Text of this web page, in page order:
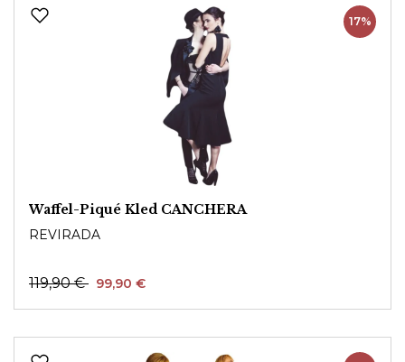
17%
Waffel-Piqué Kled CANCHERA
REVIRADA
119,90 € 99,90 €